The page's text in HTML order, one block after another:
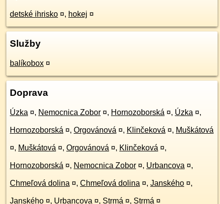
detské ihrisko ¤, hokej ¤
Služby
balíkobox ¤
Doprava
Úzka ¤, Nemocnica Zobor ¤, Hornozoborská ¤, Úzka ¤,
Hornozoborská ¤, Orgovánová ¤, Klinčeková ¤, Muškátová
¤, Muškátová ¤, Orgovánová ¤, Klinčeková ¤,
Hornozoborská ¤, Nemocnica Zobor ¤, Urbancova ¤,
Chmeľová dolina ¤, Chmeľová dolina ¤, Janského ¤,
Janského ¤, Urbancova ¤, Strmá ¤, Strmá ¤